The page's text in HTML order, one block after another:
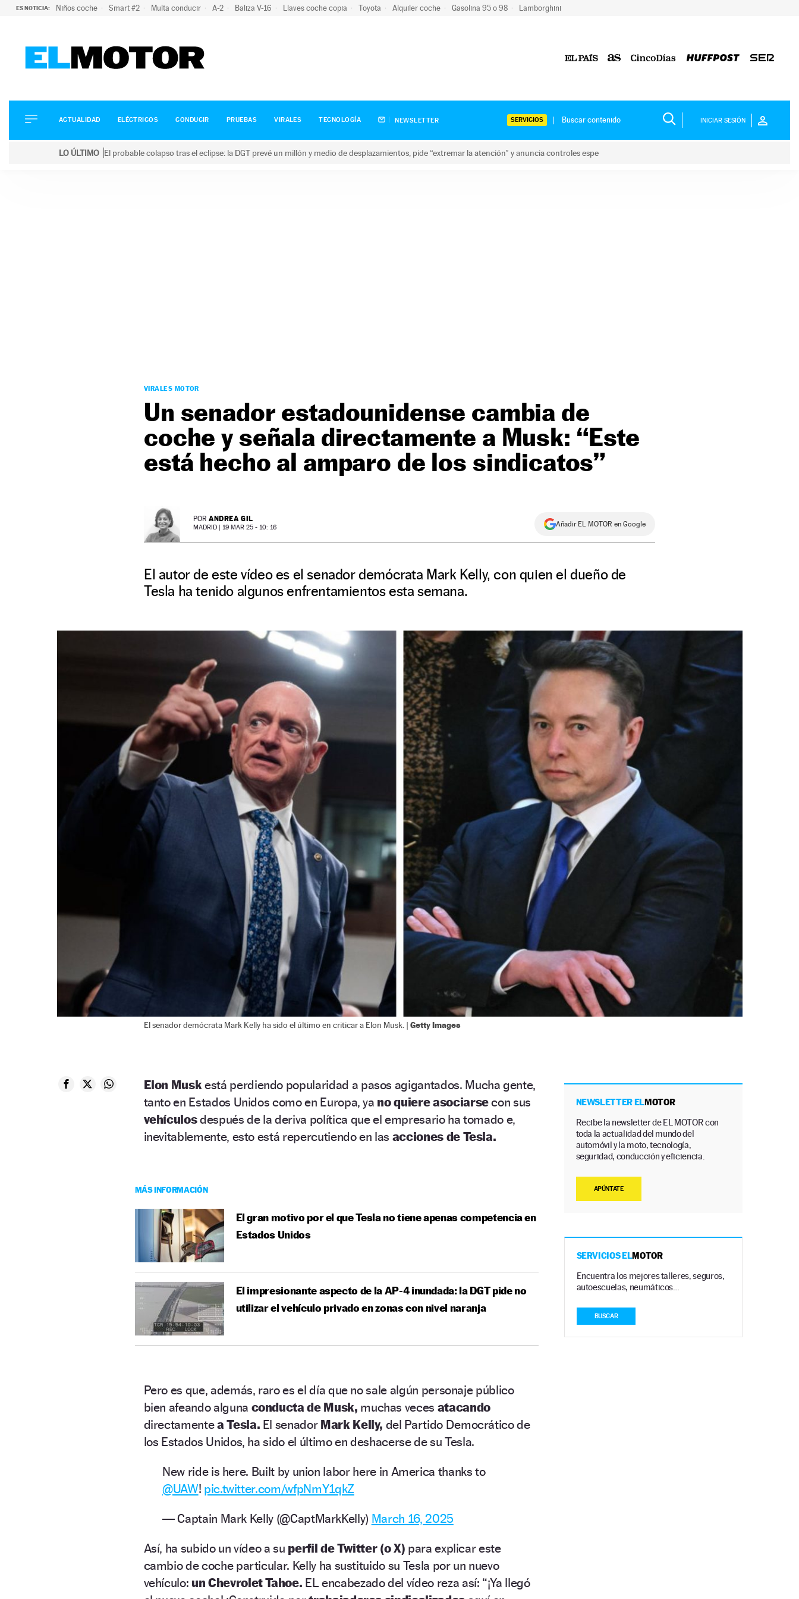
ES NOTICIA: Niños coche Smart #2 Multa conducir A-2 Baliza V-16 Llaves coche copia Toyota Alquiler coche Gasolina 95 o 98 Lamborghini
ELÉCTRICOS
CONDUCIR
ACTUALIDAD ELÉCTRICOS CONDUCIR PRUEBAS VIRALES TECNOLOGÍA NEWSLETTER SERVICIOS INICIAR SESIÓN
LO ÚLTIMO El probable colapso tras el eclipse: la DGT prevé un millón y medio de desplazamientos, pide “extremar la atención” y anuncia controles espe
VIRALES MOTOR
Un senador estadounidense cambia de
coche y señala directamente a Musk: “Este
está hecho al amparo de los sindicatos”
POR ANDREA GIL
MADRID | 19 MAR 25 - 10: 16 Añadir EL MOTOR en Google
El autor de este vídeo es el senador demócrata Mark Kelly, con quien el dueño de
Tesla ha tenido algunos enfrentamientos esta semana.
El senador demócrata Mark Kelly ha sido el último en criticar a Elon Musk. | Getty Images
Elon Musk está perdiendo popularidad a pasos agigantados. Mucha gente,
tanto en Estados Unidos como en Europa, ya no quiere asociarsecon sus
vehículosdespués de la deriva política que el empresario ha tomado e,
inevitablemente, esto está repercutiendo en las acciones de Tesla.
MÁS INFORMACIÓN
El gran motivo por el que Tesla no tiene apenas competencia en
Estados Unidos
El impresionante aspecto de la AP-4 inundada: la DGT pide no
utilizar el vehículo privado en zonas con nivel naranja
Pero es que, además, raro es el día que no sale algún personaje público
bien afeando alguna conducta de Musk, muchas veces atacando
directamentea Tesla. El senador Mark Kelly, del Partido Democrático de
los Estados Unidos, ha sido el último en deshacerse de su Tesla.
New ride is here. Built by union labor here in America thanks to
@UAW! pic.twitter.com/wfpNmY1qkZ
— Captain Mark Kelly (@CaptMarkKelly) March 16, 2025
Así, ha subido un vídeo a su perfil de Twitter (o X) para explicar este
cambio de coche particular. Kelly ha sustituido su Tesla por un nuevo
vehículo: un Chevrolet Tahoe. EL encabezado del vídeo reza así: “¡Ya llegó
NEWSLETTER ELMOTOR
Recibe la newsletter de EL MOTOR con
toda la actualidad del mundo del
automóvil y la moto, tecnología,
seguridad, conducción y eficiencia.
APÚNTATE
SERVICIOS ELMOTOR
Encuentra los mejores talleres, seguros,
autoescuelas, neumáticos…
BUSCAR